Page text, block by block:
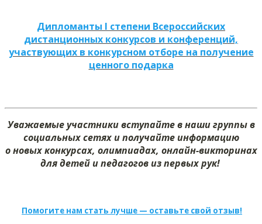
Дипломанты I степени Всероссийских
дистанционных конкурсов и конференций,
участвующих в конкурсном отборе на получение
ценного подарка
Уважаемые участники вступайте в наши группы в
социальных сетях и получайте информацию
о новых конкурсах, олимпиадах, онлайн-викторинах
для детей и педагогов из первых рук!
Помогите нам стать лучше — оставьте свой отзыв!